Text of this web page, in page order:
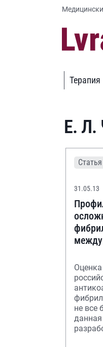
Терапия
Е.
Статья
31.05.13
не все
данная